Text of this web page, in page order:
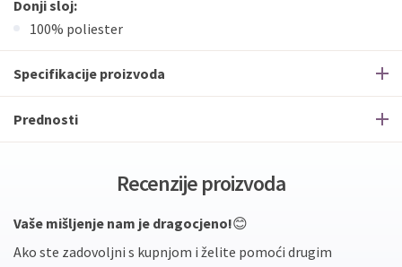
Donji sloj:
100% poliester
Specifikacije proizvoda
Prednosti
Recenzije proizvoda
Vaše mišljenje nam je dragocjeno!😊
Ako ste zadovoljni s kupnjom i želite pomoći drugim